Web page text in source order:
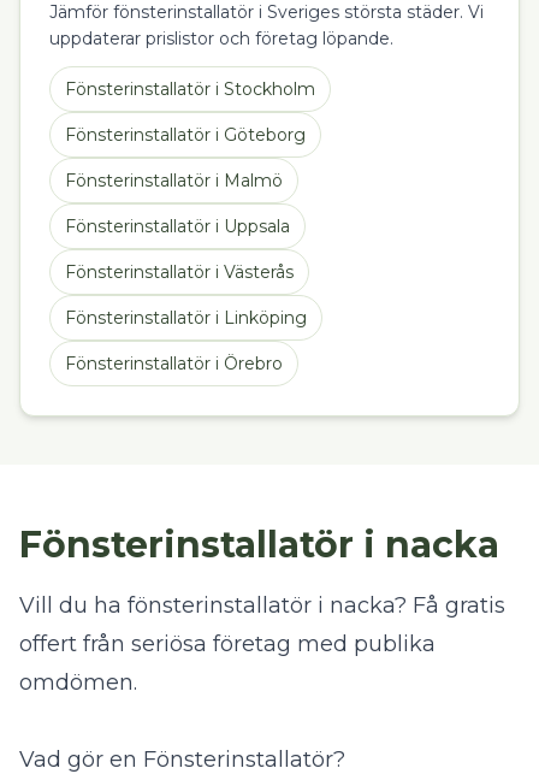
Jämför fönsterinstallatör i Sveriges största städer. Vi
uppdaterar prislistor och företag löpande.
Fönsterinstallatör i Stockholm
Fönsterinstallatör i Göteborg
Fönsterinstallatör i Malmö
Fönsterinstallatör i Uppsala
Fönsterinstallatör i Västerås
Fönsterinstallatör i Linköping
Fönsterinstallatör i Örebro
Fönsterinstallatör i nacka
Vill du ha fönsterinstallatör i nacka? Få gratis
offert från seriösa företag med publika
omdömen.
Vad gör en Fönsterinstallatör?